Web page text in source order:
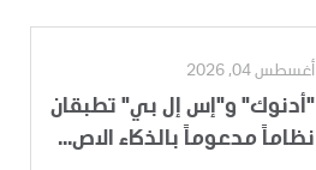
أغسطس 04, 2026
"أدنوك" و"إس إل بي" تطبقان
نظاماً مدعوماً بالذكاء الاص...